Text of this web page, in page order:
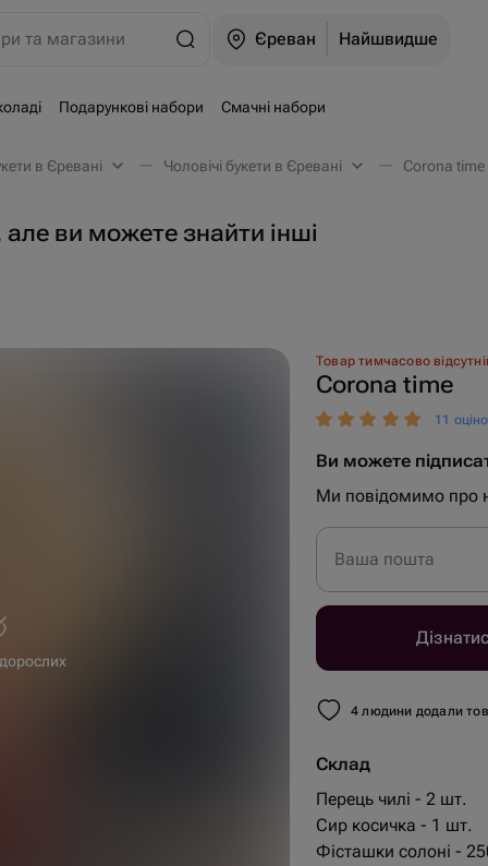
та магазини Єреван Найшвидше
Подарункові набори Смачні набори
в Єревані Чоловічі букети в Єревані Corona time
ви можете знайти інші
Товар тимчасово
Corona time
11
Ви можете
Ми повідомимо про
Ваша пошта
4 людини додали
Склад
Перець чилі - 2 шт.
Сир косичка - 1 шт.
Фісташки солоні -